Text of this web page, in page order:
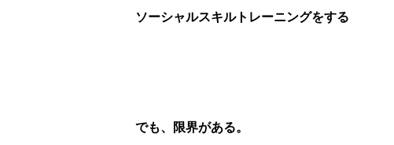
ソーシャルスキルトレーニングをする
でも、限界がある。